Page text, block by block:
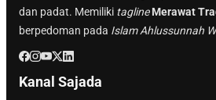
dan padat. Memiliki tagline Merawat
berpedoman pada Islam Ahlussunnah
Kanal Sajada